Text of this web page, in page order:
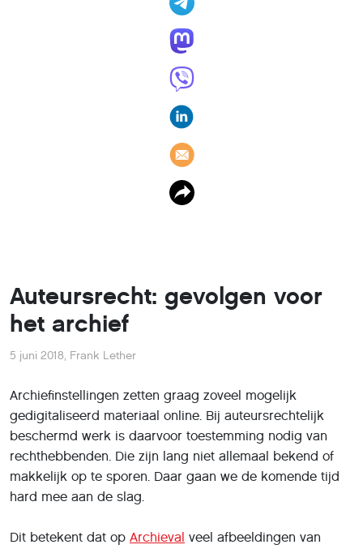
Auteursrecht: gevolgen voor
het archief
5 juni 2018, Frank Lether
Archiefinstellingen zetten graag zoveel mogelijk
gedigitaliseerd materiaal online. Bij auteursrechtelijk
beschermd werk is daarvoor toestemming nodig van
rechthebbenden. Die zijn lang niet allemaal bekend of
makkelijk op te sporen. Daar gaan we de komende tijd
hard mee aan de slag.
Dit betekent dat op Archieval veel afbeeldingen van